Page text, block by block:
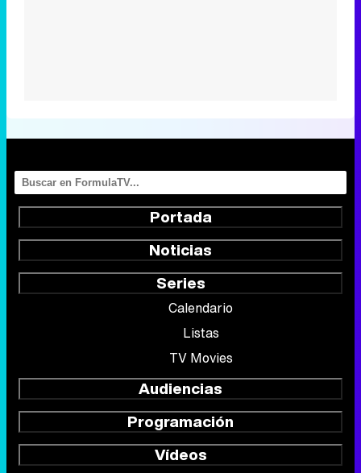
Portada
Noticias
Series
Calendario
Listas
TV Movies
Audiencias
Programación
Vídeos